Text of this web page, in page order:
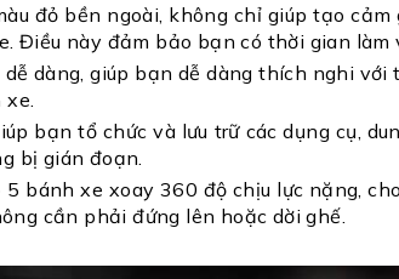
đỏ bền ngoài, không chỉ giúp tạo
Điều này đảm bảo bạn có thời gian làm
dàng, giúp bạn dễ dàng thích nghi
bạn tổ chức và lưu trữ các dụng cụ,
bị gián đoạn.
bánh xe xoay 360 độ chịu lực nặng,
cần phải đứng lên hoặc dời ghế.